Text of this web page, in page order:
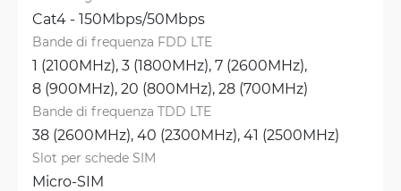
Cat4 - 150Mbps/50Mbps
Bande di frequenza FDD LTE
1 (2100MHz), 3 (1800MHz), 7 (2600MHz),
8 (900MHz), 20 (800MHz), 28 (700MHz)
Bande di frequenza TDD LTE
38 (2600MHz), 40 (2300MHz), 41 (2500MHz)
Slot per schede SIM
Micro-SIM